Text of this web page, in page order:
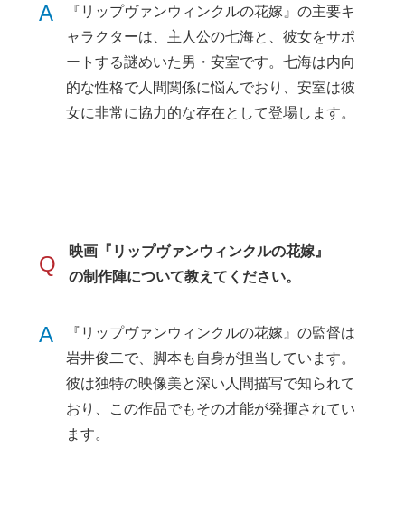
A
『リップヴァンウィンクルの花嫁』の主要キ
ャラクターは、主人公の七海と、彼女をサポ
ートする謎めいた男・安室です。七海は内向
的な性格で人間関係に悩んでおり、安室は彼
女に非常に協力的な存在として登場します。
Q
映画『リップヴァンウィンクルの花嫁』
の制作陣について教えてください。
A
『リップヴァンウィンクルの花嫁』の監督は
岩井俊二で、脚本も自身が担当しています。
彼は独特の映像美と深い人間描写で知られて
おり、この作品でもその才能が発揮されてい
ます。